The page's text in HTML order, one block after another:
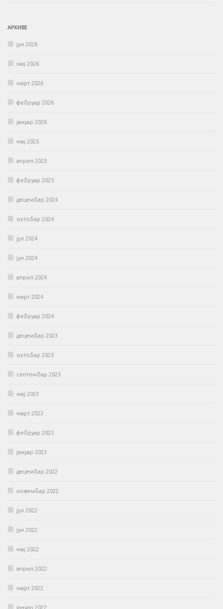
АРХИВЕ
јун 2026
мај 2026
март 2026
фебруар 2026
јануар 2026
мај 2025
април 2025
фебруар 2025
децембар 2024
октобар 2024
јул 2024
јун 2024
април 2024
март 2024
фебруар 2024
децембар 2023
октобар 2023
септембар 2023
мај 2023
март 2023
фебруар 2023
јануар 2023
децембар 2022
новембар 2022
јул 2022
јун 2022
мај 2022
април 2022
март 2022
јануар 2022